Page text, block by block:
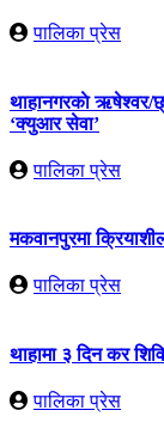
पालिका प्रेस
थाहानगरकाे ऋषेश्वर/
‘क्युआर सेवा’
पालिका प्रेस
मकवानपुरमा
पालिका प्रेस
थाहामा ३ दिन कर
पालिका प्रेस